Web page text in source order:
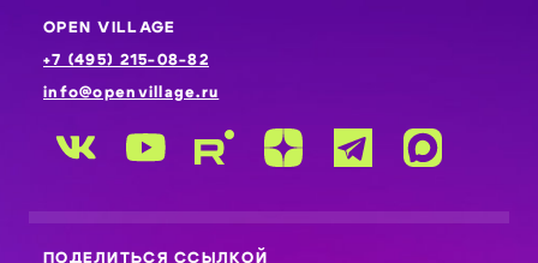
OPEN VILLAGE
+7 (495) 215-08-82
info@openvillage.ru
ПОДЕЛИТЬСЯ ССЫЛКОЙ